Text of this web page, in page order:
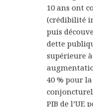
10 ans ont
(crédibilité
puis
dette
supérieure
40 % pour la
PIB de l’UE